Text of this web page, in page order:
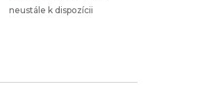
neustále k dispozícii